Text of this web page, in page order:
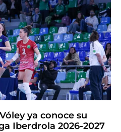
ya conoce su
Iberdrola 2026-2027